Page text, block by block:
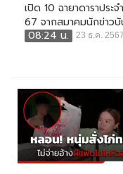
เปิด 10 ฉายาดาราประจ
67 จากสมาคมนักข่าวบั
08:24 น.
23 ธ.ค. 2567